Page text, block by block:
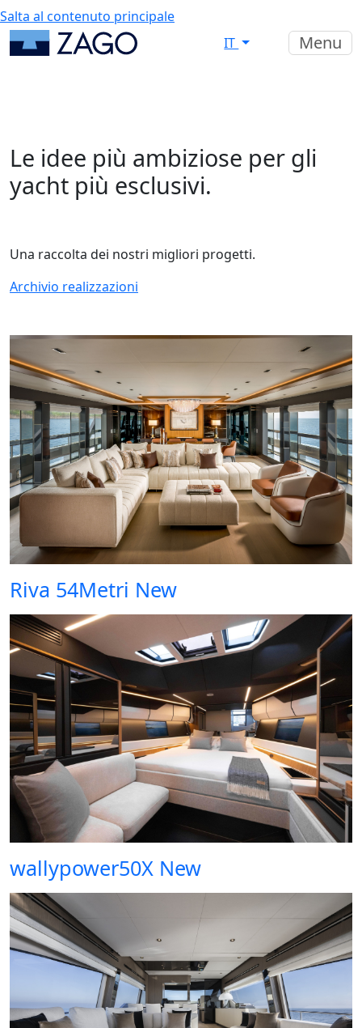
Salta al contenuto principale
IT
Menu
Le idee più ambiziose per gli
yacht più esclusivi.
Una raccolta dei nostri migliori progetti.
Archivio realizzazioni
Riva 54Metri New
wallypower50X New